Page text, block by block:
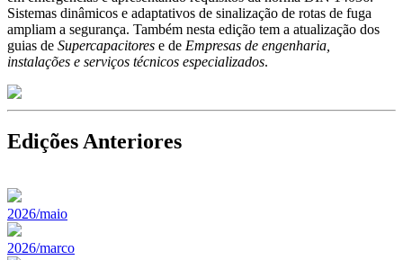
Sistemas dinâmicos e adaptativos de sinalização de rotas de fuga
ampliam a segurança. Também nesta edição tem a atualização dos
guias de Supercapacitores e de Empresas de engenharia,
instalações e serviços técnicos especializados.
Edições Anteriores
2026/maio
2026/marco